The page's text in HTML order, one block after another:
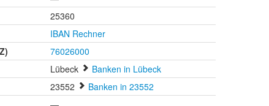
25360
IBAN Rechner
76026000
Lübeck
Banken in Lübeck
23552
Banken in 23552